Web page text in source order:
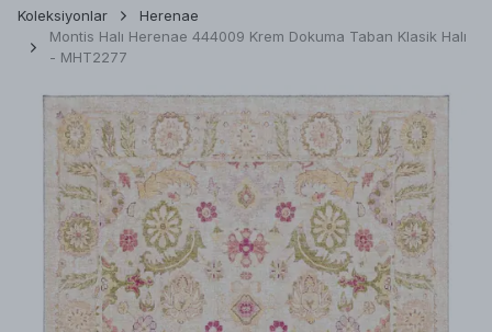
Koleksiyonlar
Herenae
Montis Halı Herenae 444009 Krem Dokuma Taban Klasik Halı
- MHT2277